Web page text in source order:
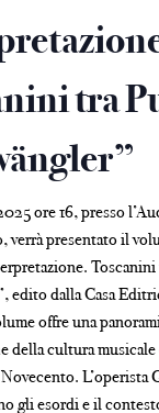
tra
ore 16, presso
verrà presentato il
edito dalla Casa
offre una
della cultura musicale
L’operista
gli esordi e il